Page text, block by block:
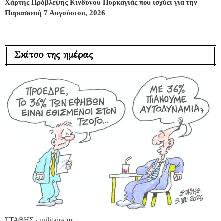
Χάρτης Πρόβλεψης Κινδύνου Πυρκαγιάς που ισχύει για την
Παρασκευή 7 Αυγούστου, 2026
Σκίτσο της ημέρας